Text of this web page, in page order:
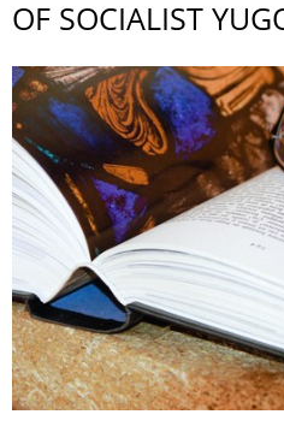
OF SOCIALIST